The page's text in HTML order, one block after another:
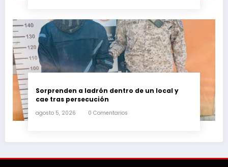
Sorprenden a ladrón dentro de un local y
cae tras persecución
agosto 5, 2026 0 Comentarios